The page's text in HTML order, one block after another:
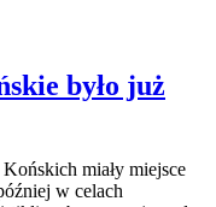
było już
miały miejsce
w celach